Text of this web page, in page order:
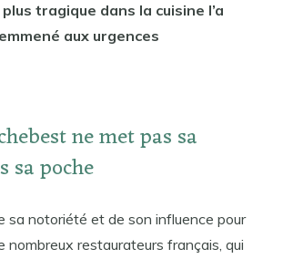
tragique dans la cuisine l’a
aux urgences
ne met pas sa
sa poche
sa notoriété et de son influence pour
nombreux restaurateurs français, qui